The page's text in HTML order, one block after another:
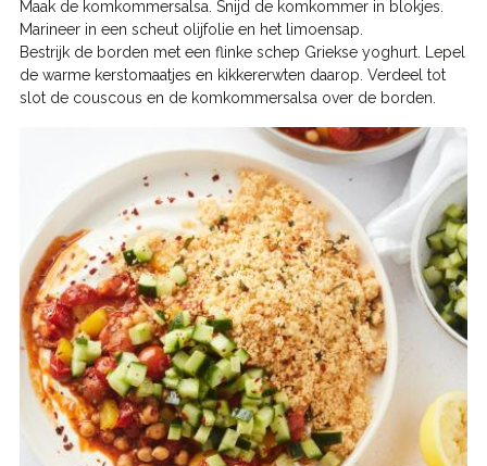
Maak de komkommersalsa. Snijd de komkommer in blokjes.
Marineer in een scheut olijfolie en het limoensap.
Bestrijk de borden met een flinke schep Griekse yoghurt. Lepel
de warme kerstomaatjes en kikkererwten daarop. Verdeel tot
slot de couscous en de komkommersalsa over de borden.